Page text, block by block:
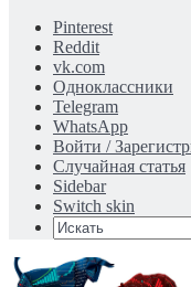
Pinterest
Reddit
vk.com
Одноклассники
Telegram
WhatsApp
Войти /
Случайная статья
Sidebar
Switch skin